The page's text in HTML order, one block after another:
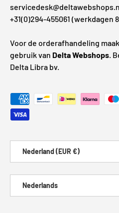
+31(0)294-455061 (werkdagen
Voor de orderafhandeling
gebruik van Delta Webshops.
Delta Libra bv.
Geaccepteerde betaalmethoden
Nederland (EUR €)
Nederlands